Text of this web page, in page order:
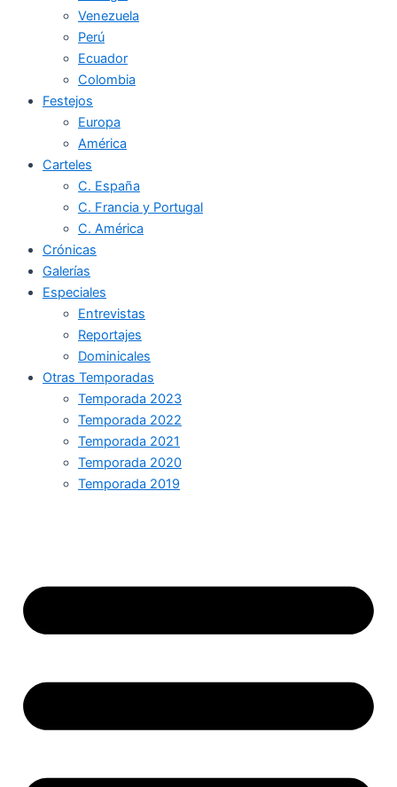
Venezuela
Perú
Ecuador
Colombia
Festejos
Europa
América
Carteles
C. España
C. Francia y Portugal
C. América
Crónicas
Galerías
Especiales
Entrevistas
Reportajes
Dominicales
Otras Temporadas
Temporada 2023
Temporada 2022
Temporada 2021
Temporada 2020
Temporada 2019